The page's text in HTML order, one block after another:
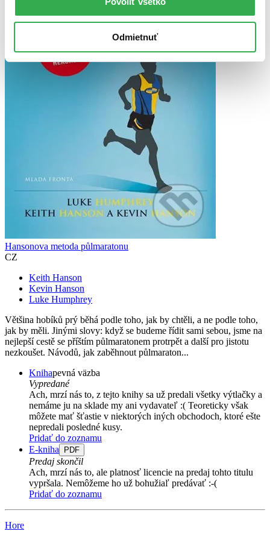
Odmietnuť
Hansonova metoda půlmaratonu
CZ
Keith Hanson
Kevin Hanson
Luke Humphrey
Většina hobíků prý běhá podle toho, jak by chtěli, a ne podle toho,
jak by měli. Jinými slovy: když se budeme řídit sami sebou, jsme na
nejlepší cestě se příštím půlmaratonem protrpět a další pro jistotu
nezkoušet. Návodů, jak zaběhnout půlmaraton...
Knihapevná väzba
Vypredané
Ach, mrzí nás to, z tejto knihy sa už predali všetky výtlačky a
nemáme ju na sklade my ani vydavateľ :( Teoreticky však
môžete mať šťastie v niektorých iných obchodoch, ktoré ešte
nepredali posledné kusy.
Pridať do zoznamu
E-kniha
PDF
Predaj skončil
Ach, mrzí nás to, ale platnosť licencie na predaj tohto titulu
vypršala. Nemôžeme ho už bohužiaľ predávať :-(
Pridať do zoznamu
Hore